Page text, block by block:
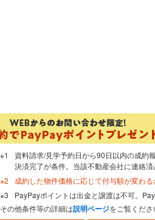
資料請求/見学予約日から90日以内の成約
決済完了が条件。当該不動産会社に連絡済
成約した物件価格に応じて付与額が変わ
PayPayポイントは出金と譲渡は不可。
その他条件等の詳細は説明ページをご覧くださ